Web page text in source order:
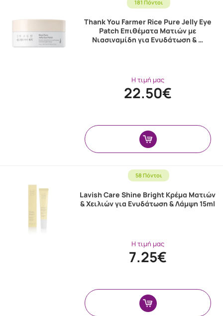
181 Πόντοι
Thank You Farmer Rice Pure Jelly Eye
Patch Eπιθέματα Ματιών με
Νιασιναμίδη για Ενυδάτωση & …
Η τιμή μας
22.50€
58 Πόντοι
Lavish Care Shine Bright Κρέμα Ματιών
& Χειλιών για Ενυδάτωση & Λάμψη 15ml
Η τιμή μας
7.25€